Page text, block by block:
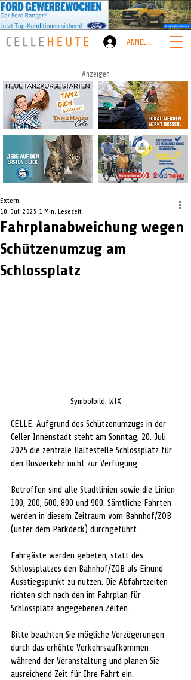
ANMELDEN
Anzeigen
Fahrplanabweichung wegen
Schützenumzug am
Schlossplatz
Extern
10. Juli 2025 1 Min. Lesezeit
Symbolbild: WIX
CELLE. Aufgrund des Schützenumzugs in der
Celler Innenstadt steht am Sonntag, 20. Juli
2025 die zentrale Haltestelle Schlossplatz für
den Busverkehr nicht zur Verfügung.
Betroffen sind alle Stadtlinien sowie die Linien
100, 200, 600, 800 und 900. Sämtliche Fahrten
werden in diesem Zeitraum vom Bahnhof/ZOB
(unter dem Parkdeck) durchgeführt.
Fahrgäste werden gebeten, statt des
Schlossplatzes den Bahnhof/ZOB als Einund
Ausstiegspunkt zu nutzen. Die Abfahrtzeiten
richten sich nach den im Fahrplan für
Schlossplatz angegebenen Zeiten.
Bitte beachten Sie mögliche Verzögerungen
durch das erhöhte Verkehrsaufkommen
während der Veranstaltung und planen Sie
ausreichend Zeit für Ihre Fahrt ein.